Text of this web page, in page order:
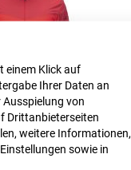
einem Klick auf
Ihrer Daten an
von
Drittanbieterseiten
weitere Informationen,
sowie in
Jacket X Actionteam